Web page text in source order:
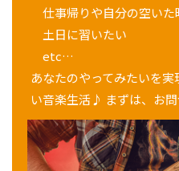
仕事帰りや自分の空い
土日に習いたい
etc…
あなたのやってみたいを
い音楽生活♪ まずは、お問